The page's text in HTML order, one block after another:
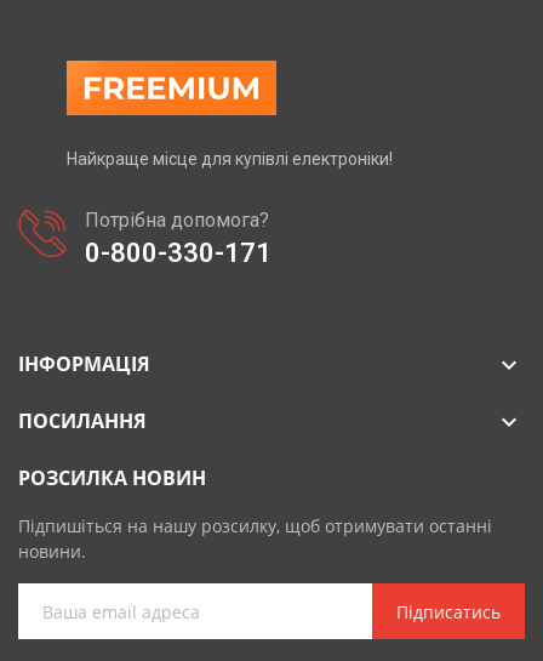
Найкраще місце для купівлі електроніки!
Потрібна допомога?
0-800-330-171
ІНФОРМАЦІЯ 
ПОСИЛАННЯ 
РОЗСИЛКА НОВИН
Підпишіться на нашу розсилку, щоб отримувати останні
новини.
Підписатись